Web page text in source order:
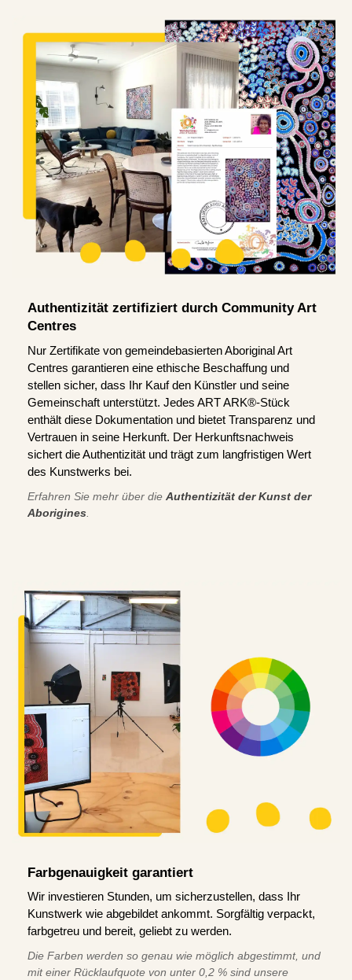
Authentizität zertifiziert durch Community Art
Centres
Nur Zertifikate von gemeindebasierten Aboriginal Art
Centres garantieren eine ethische Beschaffung und
stellen sicher, dass Ihr Kauf den Künstler und seine
Gemeinschaft unterstützt. Jedes ART ARK®-Stück
enthält diese Dokumentation und bietet Transparenz und
Vertrauen in seine Herkunft. Der Herkunftsnachweis
sichert die Authentizität und trägt zum langfristigen Wert
des Kunstwerks bei.
Erfahren Sie mehr über die Authentizität der Kunst der
Aborigines
Farbgenauigkeit garantiert
Wir investieren Stunden, um sicherzustellen, dass Ihr
Kunstwerk wie abgebildet ankommt. Sorgfältig verpackt,
farbgetreu und bereit, geliebt zu werden.
Die Farben werden so genau wie möglich abgestimmt, und
mit einer Rücklaufquote von unter 0,2 % sind unsere